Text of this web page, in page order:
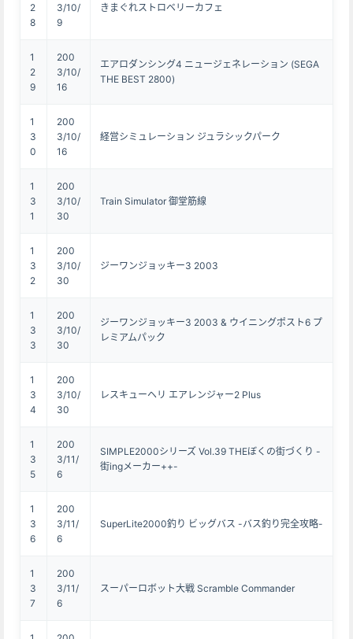
2
8
3/10/
9
きまぐれストロベリーカフェ
1
2
9
200
3/10/
16
エアロダンシング4 ニュージェネレーション (SEGA
THE BEST 2800)
1
3
0
200
3/10/
16
経営シミュレーション ジュラシックパーク
1
3
1
200
3/10/
30
Train Simulator 御堂筋線
1
3
2
200
3/10/
30
ジーワンジョッキー3 2003
1
3
3
200
3/10/
30
ジーワンジョッキー3 2003 & ウイニングポスト6 プ
レミアムパック
1
3
4
200
3/10/
30
レスキューヘリ エアレンジャー2 Plus
1
3
5
200
3/11/
6
SIMPLE2000シリーズ Vol.39 THEぼくの街づくり -
街ingメーカー++-
1
3
6
200
3/11/
6
SuperLite2000釣り ビッグバス -バス釣り完全攻略-
1
3
7
200
3/11/
6
スーパーロボット大戦 Scramble Commander